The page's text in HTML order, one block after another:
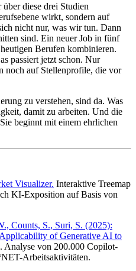
diese drei Studien
wirkt, sondern auf
nicht nur, was wir tun. Dann
sind. Ein neuer Job in fünf
Berufen kombinieren.
passiert jetzt schon. Nur
noch auf Stellenprofile, die vor
zu verstehen, sind da. Was
damit zu arbeiten. Und die
beginnt mit einem ehrlichen
Visualizer. Interaktive Treemap
KI-Exposition auf Basis von
Counts, S., Suri, S. (2025):
of Generative AI to
Analyse von 200.000 Copilot-
Arbeitsaktivitäten.